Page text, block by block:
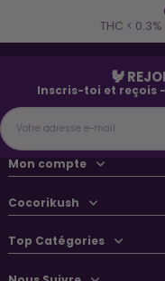
THC <
🐓
Inscris-toi et reçois
Mon compte
Cocorikush
Top Catégories